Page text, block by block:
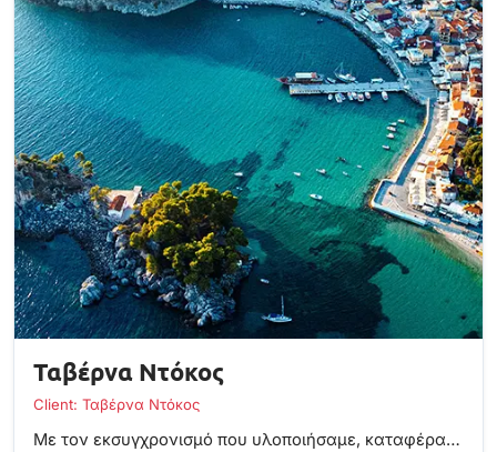
Ταβέρνα Ντόκος
Client: Ταβέρνα Ντόκος
Με τον εκσυγχρονισμό που υλοποιήσαμε, καταφέραμε να αυξήσουμε την απόδοση κατά 50% και να βελτιώσουμε την εμπειρία χρήστη.